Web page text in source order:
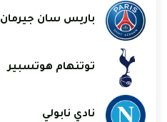
باريس سان جيرمان
توتنهام هوتسبير
نادي نابولي